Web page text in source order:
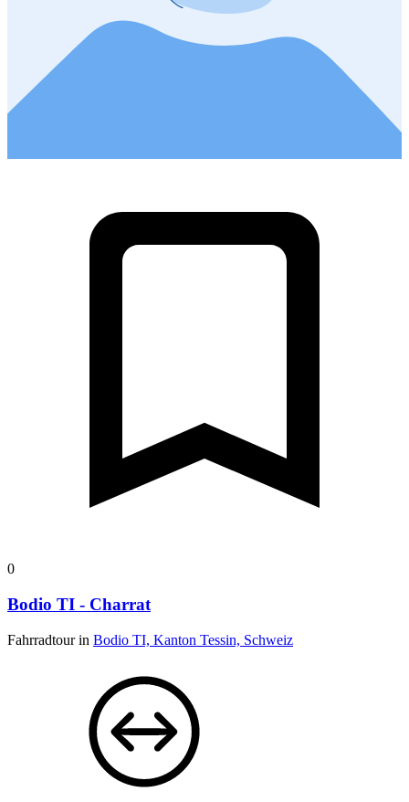
0
Bodio TI - Charrat
Fahrradtour in Bodio TI, Kanton Tessin, Schweiz